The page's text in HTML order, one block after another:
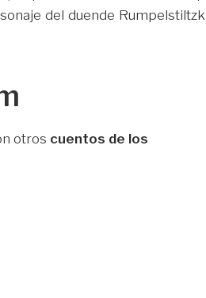
del duende
otros cuentos de los